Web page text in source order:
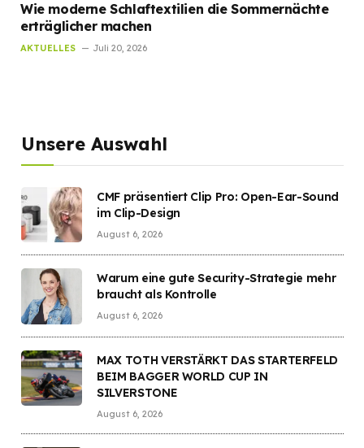
Wie moderne Schlaftextilien die Sommernächte
erträglicher machen
AKTUELLES Juli 20, 2026
Unsere Auswahl
CMF präsentiert Clip Pro: Open-Ear-Sound
im Clip-Design
August 6, 2026
Warum eine gute Security-Strategie mehr
braucht als Kontrolle
August 6, 2026
MAX TOTH VERSTÄRKT DAS STARTERFELD
BEIM BAGGER WORLD CUP IN
SILVERSTONE
August 6, 2026